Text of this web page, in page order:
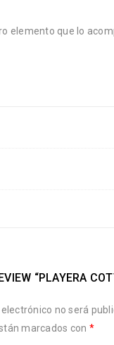
elemento que lo
“PLAYERA
no será
marcados con *